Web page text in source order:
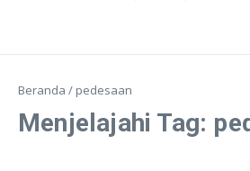
Beranda / pedesaan
Menjelajahi Tag: